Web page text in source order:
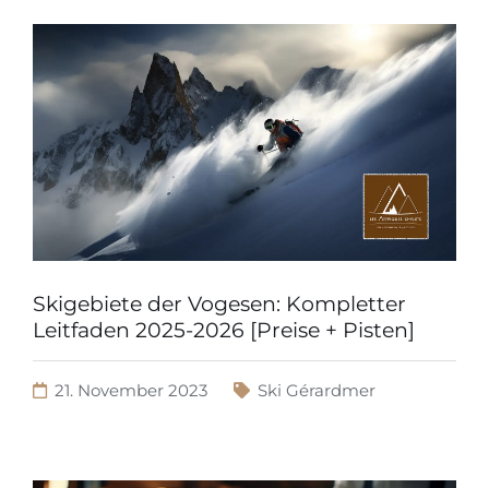
Skigebiete der Vogesen: Kompletter
Leitfaden 2025-2026 [Preise + Pisten]
21. November 2023 Ski Gérardmer